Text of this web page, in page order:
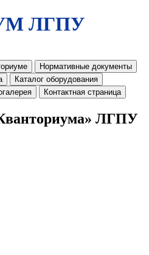
ЛГПУ
Нормативные документы
Каталог оборудования
Контактная страница
ЛГПУ